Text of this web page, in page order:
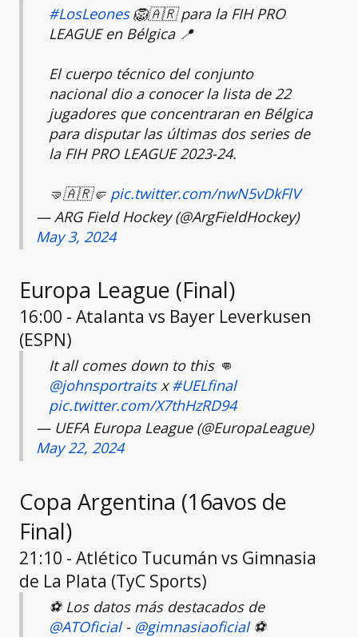
#LosLeones🦁🇦🇷 para la FIH PRO
LEAGUE en Bélgica 📍
El cuerpo técnico del conjunto
nacional dio a conocer la lista de 22
jugadores que concentraran en Bélgica
para disputar las últimas dos series de
la FIH PRO LEAGUE 2023-24.
🤜🇦🇷🤛 pic.twitter.com/nwN5vDkFlV
— ARG Field Hockey (@ArgFieldHockey)
May 3, 2024
Europa League (Final)
16:00 - Atalanta vs Bayer Leverkusen
(ESPN)
It all comes down to this 👊
@johnsportraitsx#UELfinal
pic.twitter.com/X7thHzRD94
— UEFA Europa League (@EuropaLeague)
May 22, 2024
Copa Argentina (16avos de
Final)
21:10 - Atlético Tucumán vs Gimnasia
de La Plata (TyC Sports)
⚽ Los datos más destacados de
@ATOficial- @gimnasiaoficial⚽